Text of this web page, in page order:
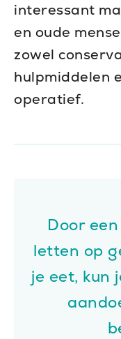
interessant
en oude
zowel
hulpmiddelen
operatief.
Door
letten op
je eet, kun